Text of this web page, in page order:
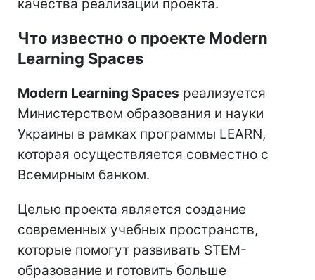
качества реализации проекта.
Что известно о проекте Modern
Learning Spaces
Modern Learning Spaces реализуется
Министерством образования и науки
Украины в рамках программы LEARN,
которая осуществляется совместно с
Всемирным банком.
Целью проекта является создание
современных учебных пространств,
которые помогут развивать STEM-
образование и готовить больше